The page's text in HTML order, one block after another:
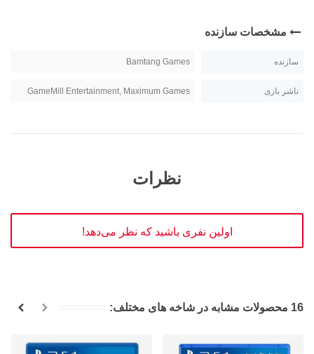
مشخصات سازنده
سازنده Bamtang Games
ناشر بازی GameMill Entertainment, Maximum Games
نظرات
اولین نفری باشید که نظر می‌دهد!
16 محصولات مشابه در شاخه های مختلف: